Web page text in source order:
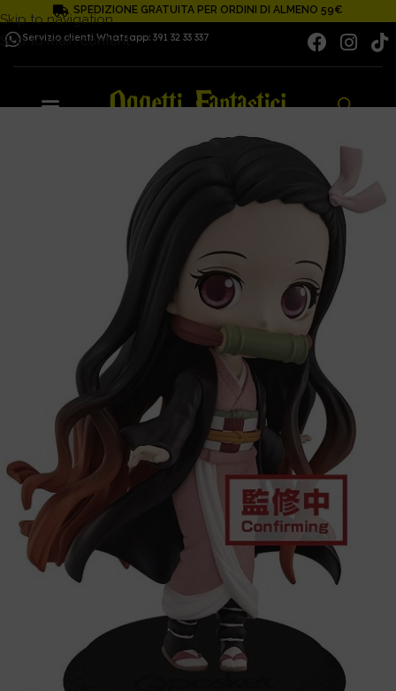
Skip to navigation
Skip to main content
SPEDIZIONE GRATUITA PER ORDINI DI ALMENO 59€
Servizio clienti Whatsapp: 391 32 33 337